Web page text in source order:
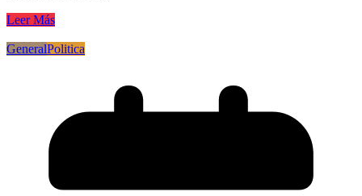
Leer Más
GeneralPolitica